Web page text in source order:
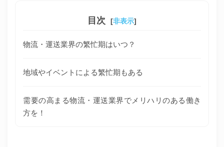
目次 [非表示]
物流・運送業界の繁忙期はいつ？
地域やイベントによる繁忙期もある
需要の高まる物流・運送業界でメリハリのある働き
方を！